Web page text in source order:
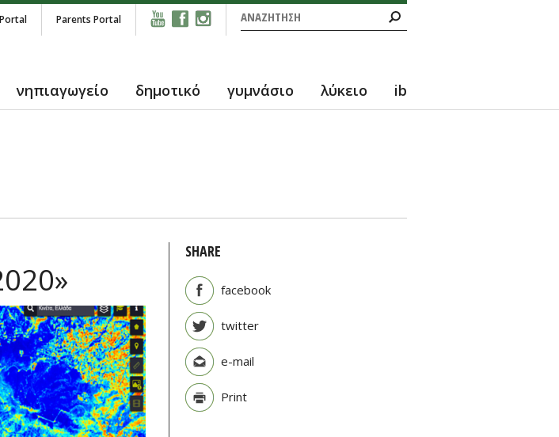
Φόρμα αναζήτησης
Αναζήτηση
Parents Portal
νηπιαγωγείο δημοτικό γυμνάσιο λύκειο ib
SHARE
facebook
twitter
e-mail
Print